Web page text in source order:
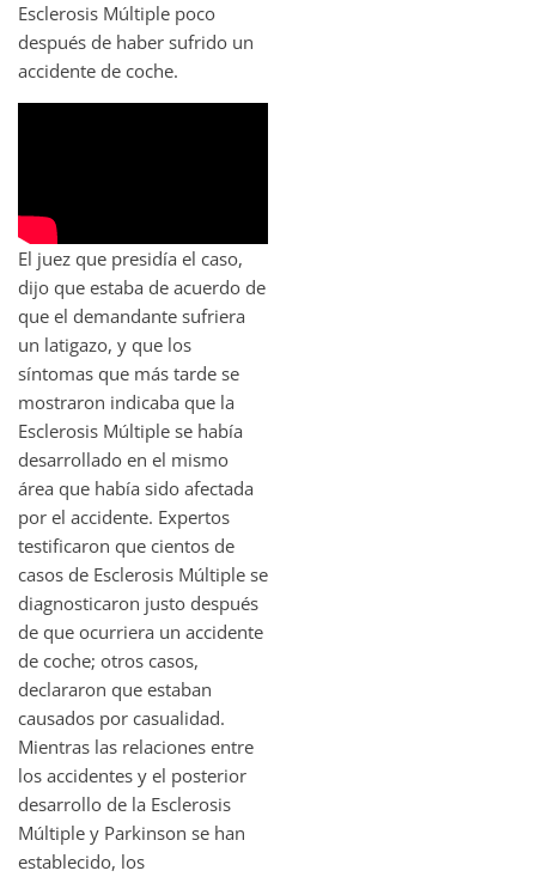
Esclerosis Múltiple poco
después de haber sufrido un
accidente de coche.
El juez que presidía el caso,
dijo que estaba de acuerdo de
que el demandante sufriera
un latigazo, y que los
síntomas que más tarde se
mostraron indicaba que la
Esclerosis Múltiple se había
desarrollado en el mismo
área que había sido afectada
por el accidente. Expertos
testificaron que cientos de
casos de Esclerosis Múltiple se
diagnosticaron justo después
de que ocurriera un accidente
de coche; otros casos,
declararon que estaban
causados por casualidad.
Mientras las relaciones entre
los accidentes y el posterior
desarrollo de la Esclerosis
Múltiple y Parkinson se han
establecido, los